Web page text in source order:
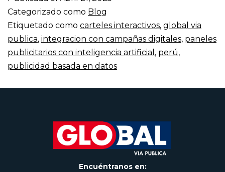
Categorizado como Blog
Etiquetado como carteles interactivos, global via
publica, integracion con campañas digitales, paneles
publicitarios con inteligencia artificial , perú,
publicidad basada en datos
Encuéntranos en: